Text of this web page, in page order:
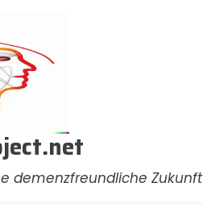
demenzfreundliche Zukunft